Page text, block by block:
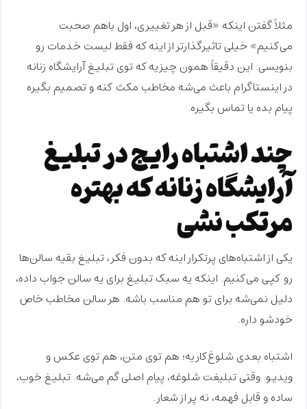
مثلاً گفتن اینکه «قبل از هر تغییری، اول باهم صحبت
می‌کنیم» خیلیتاثیرگذارتراز اینه که فقط لیست خدمات رو
بنویسی. این دقیقاً همون چیزیه که توی تبلیغ آرایشگاه زنانه
در اینستاگرام باعث می‌شه مخاطب مکث کنه و تصمیم بگیره
پیام بده یا تماس بگیره.
چند اشتباه رایج در تبلیغ
آرایشگاه زنانه که بهتره
مرتکب نشی
یکی از اشتباه‌های پرتکرار اینه که بدون فکر، تبلیغ بقیه سالن‌ها
روکپی می‌کنیم. اینکه یه سبک تبلیغ برای یه سالن جواب داده،
دلیل نمی‌شه برای تو هم مناسب باشه. هر سالن مخاطب خاص
خودشو داره.
اشتباه بعدی شلوغ‌کاریه؛ هم توی متن، هم توی عکس و
ویدیو. وقتی تبلیغت شلوغه، پیام اصلی گم می‌شه. تبلیغ خوب،
ساده و قابل فهمه، نه پر ازشعار.